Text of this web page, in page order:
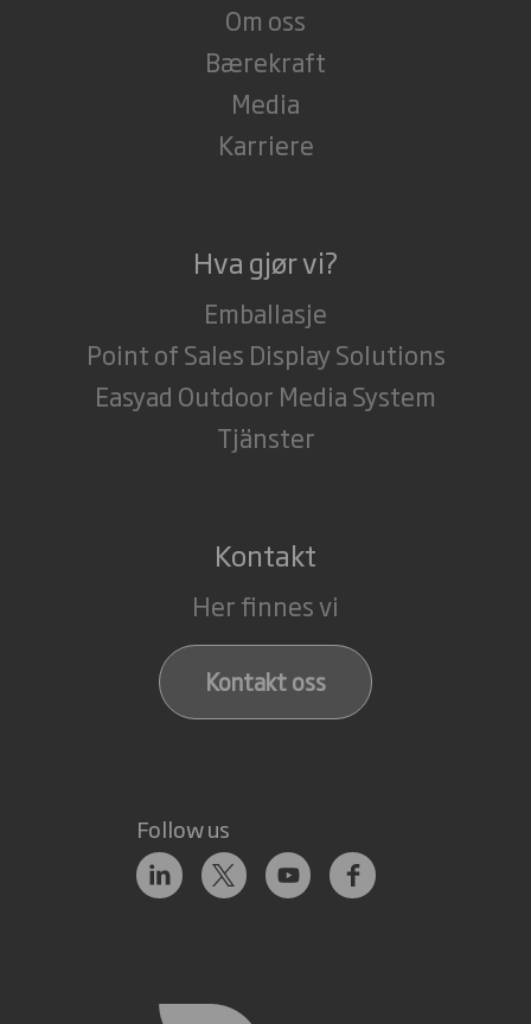
Om oss
Bærekraft
Media
Karriere
Hva gjør vi?
Emballasje
Point of Sales Display Solutions
Easyad Outdoor Media System
Tjänster
Kontakt
Her finnes vi
Kontakt oss
Follow us